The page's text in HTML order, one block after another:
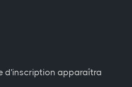
d'inscription apparaîtra